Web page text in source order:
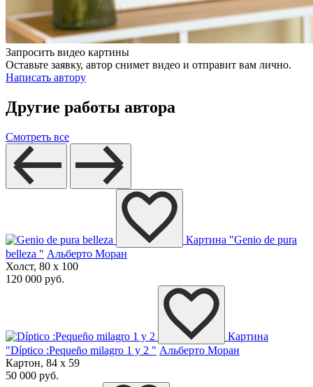
Запросить видео картины
Оставьте заявку, автор снимет видео и отправит вам лично.
Написать автору
Другие работы автора
Смотреть все
Картина "Genio de pura
belleza " Альберто Моран
Холст, 80 x 100
120 000 руб.
Картина
"Díptico :Pequeño milagro 1 y 2 " Альберто Моран
Картон, 84 x 59
50 000 руб.